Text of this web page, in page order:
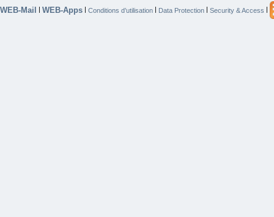
WEB-Mail | WEB-Apps | Conditions d’utilisation | Data Protection | Security & Access |